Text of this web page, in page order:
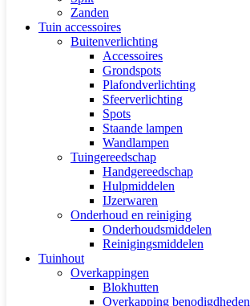
Zanden
Tuin accessoires
Buitenverlichting
Accessoires
Grondspots
Plafondverlichting
Sfeerverlichting
Spots
Staande lampen
Wandlampen
Tuingereedschap
Handgereedschap
Hulpmiddelen
IJzerwaren
Onderhoud en reiniging
Onderhoudsmiddelen
Reinigingsmiddelen
Tuinhout
Overkappingen
Blokhutten
Overkapping benodigdheden